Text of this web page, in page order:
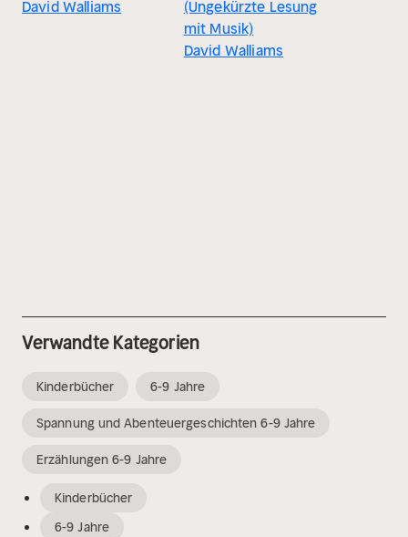
David Walliams
(Ungekürzte Lesung
mit Musik)
David Walliams
Verwandte Kategorien
Kinderbücher 6-9 Jahre
Spannung und Abenteuergeschichten 6-9 Jahre
Erzählungen 6-9 Jahre
Kinderbücher
6-9 Jahre